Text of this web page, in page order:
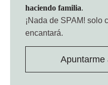
haciendo familia.
¡Nada de SPAM! solo
encantará.
Apuntarme